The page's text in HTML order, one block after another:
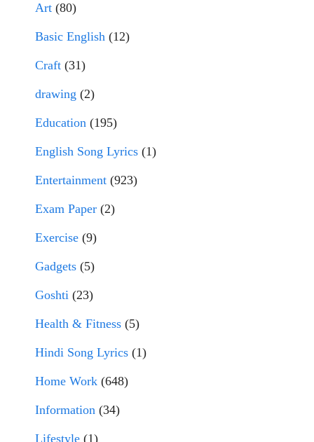
Art (80)
Basic English (12)
Craft (31)
drawing (2)
Education (195)
English Song Lyrics (1)
Entertainment (923)
Exam Paper (2)
Exercise (9)
Gadgets (5)
Goshti (23)
Health & Fitness (5)
Hindi Song Lyrics (1)
Home Work (648)
Information (34)
Lifestyle (1)